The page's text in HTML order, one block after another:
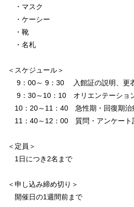
・マスク
・ケーシー
・靴
・名札
＜スケジュール＞
9：00～ 9：30 入館証の説明、更
9：30～10：10 オリエンテーション
10：20～11：40 急性期・回復期治
11：40～12：00 質問・アンケート
＜定員＞
1日につき2名まで
＜申し込み締め切り＞
開催日の1週間前まで